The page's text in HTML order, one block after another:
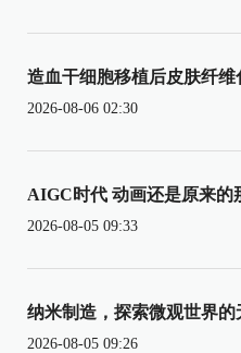
造血干细胞移植后皮肤纤维
2026-08-06 02:30
AIGC时代 动画还是原来的
2026-08-05 09:33
纳米制造，探索微观世界的
2026-08-05 09:26